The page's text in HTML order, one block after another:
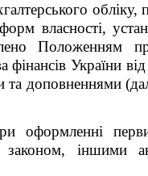
обліку,
власності,
Положенням
фінансів України
та доповненнями
законом, іншими